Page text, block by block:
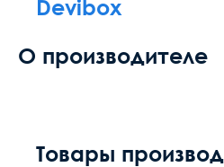
Devibox
О производителе
Товары